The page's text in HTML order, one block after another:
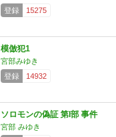
登録
15275
模倣犯1
宮部みゆき
登録
14932
ソロモンの偽証 第I部 事件
宮部 みゆき